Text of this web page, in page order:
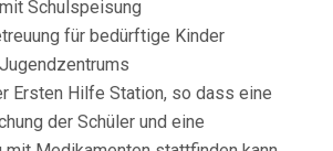
Schulspeisung
für bedürftige Kinder
Ersten Hilfe Station, so dass eine
der Schüler und eine